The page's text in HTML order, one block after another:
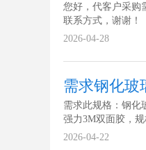
您好，代客户采购
联系方式，谢谢！
2026-04-28
需求钢化玻
需求此规格：钢化
强力3M双面胶，
2026-04-22